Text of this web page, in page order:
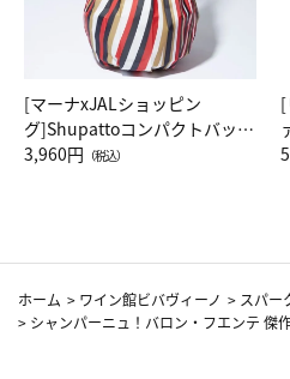
[マーナxJALショッピン
グ]Shupattoコンパクトバッグ
Drop JAL客室乗務員（LC）ス
3,960円 （税込）
[
ホーム > ワイン館ビバヴィーノ > スパー
> シャンパーニュ！バロン・フエンテ 傑